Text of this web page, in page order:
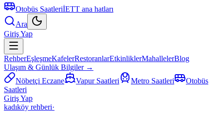
Otobüs SaatleriİETT ana hatları
Ara
Giriş Yap
RehberEşleşmeKafelerRestoranlarEtkinliklerMahallelerBlog
Ulaşım & Günlük Bilgiler →
Nöbetçi Eczane
Vapur Saatleri Metro Saatleri
Otobüs
Saatleri
Giriş Yap
kadıköy rehberi·